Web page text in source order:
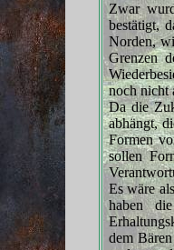
Zwar
bestätigt,
Norden,
Grenzen
noch nicht
Da die
abhängt,
Formen
sollen
Es wäre
haben
dem